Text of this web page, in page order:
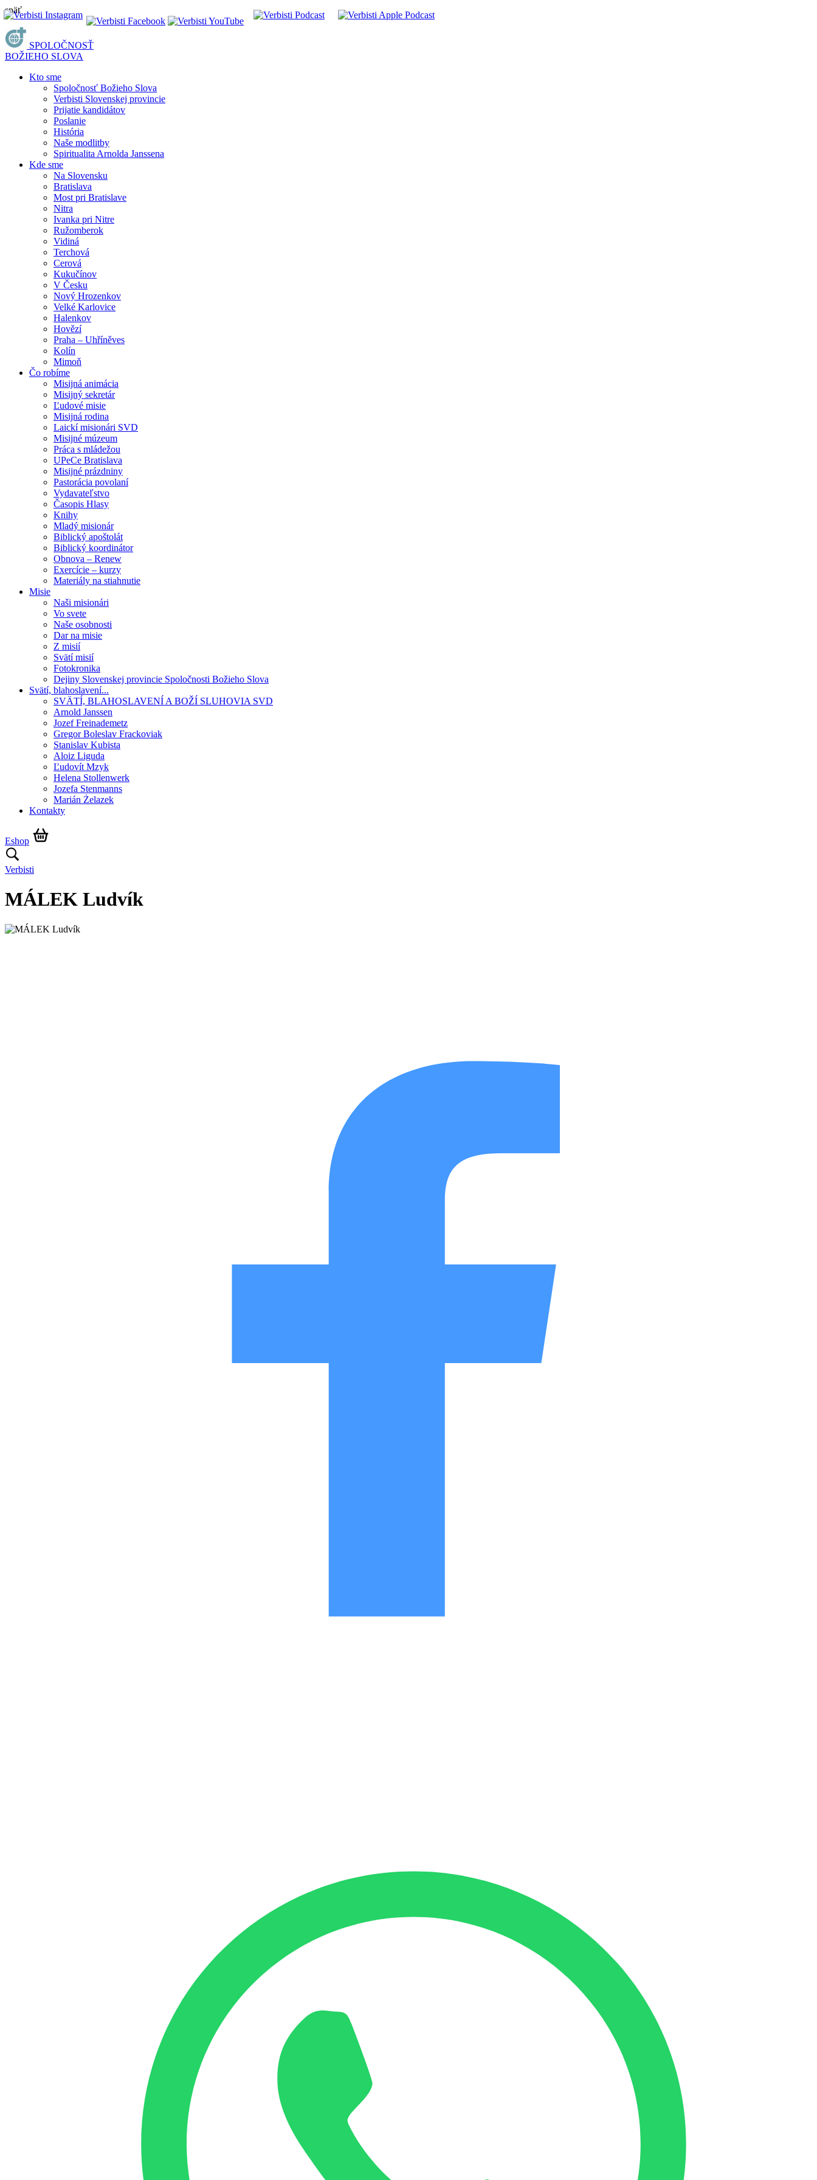
späť
SPOLOČNOSŤ
BOŽIEHO SLOVA
Kto sme
Spoločnosť Božieho Slova
Verbisti Slovenskej provincie
Prijatie kandidátov
Poslanie
História
Naše modlitby
Spiritualita Arnolda Janssena
Kde sme
Na Slovensku
Bratislava
Most pri Bratislave
Nitra
Ivanka pri Nitre
Ružomberok
Vidiná
Terchová
Cerová
Kukučínov
V Česku
Nový Hrozenkov
Velké Karlovice
Halenkov
Hovězí
Praha – Uhříněves
Kolín
Mimoň
Čo robíme
Misijná animácia
Misijný sekretár
Ľudové misie
Misijná rodina
Laickí misionári SVD
Misijné múzeum
Práca s mládežou
UPeCe Bratislava
Misijné prázdniny
Pastorácia povolaní
Vydavateľstvo
Časopis Hlasy
Knihy
Mladý misionár
Biblický apoštolát
Biblický koordinátor
Obnova – Renew
Exercície – kurzy
Materiály na stiahnutie
Misie
Naši misionári
Vo svete
Naše osobnosti
Dar na misie
Z misií
Svätí misií
Fotokronika
Dejiny Slovenskej provincie Spoločnosti Božieho Slova
Svätí, blahoslavení...
SVÄTÍ, BLAHOSLAVENÍ A BOŽÍ SLUHOVIA SVD
Arnold Janssen
Jozef Freinademetz
Gregor Boleslav Frackoviak
Stanislav Kubista
Aloiz Liguda
Ľudovít Mzyk
Helena Stollenwerk
Jozefa Stenmanns
Marián Żelazek
Kontakty
Eshop
Verbisti
MÁLEK Ludvík